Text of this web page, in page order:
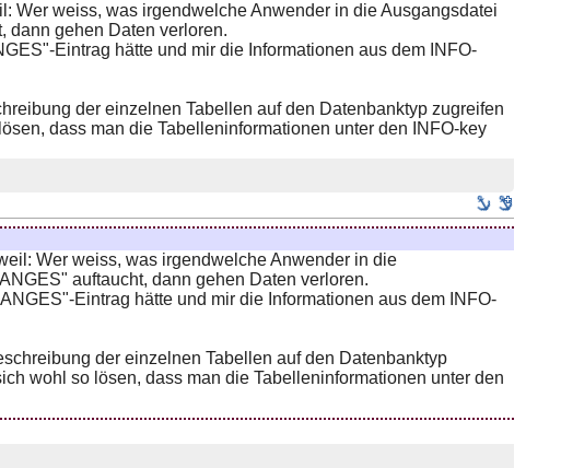
Wer weiss, was irgendwelche Anwender in die Ausgangsdatei
dann gehen Daten verloren.
Eintrag hätte und mir die Informationen aus dem INFO-
der einzelnen Tabellen auf den Datenbanktyp zugreifen
dass man die Tabelleninformationen unter den INFO-key
Wer weiss, was irgendwelche Anwender in die
auftaucht, dann gehen Daten verloren.
Eintrag hätte und mir die Informationen aus dem INFO-
der einzelnen Tabellen auf den Datenbanktyp
wohl so lösen, dass man die Tabelleninformationen unter den